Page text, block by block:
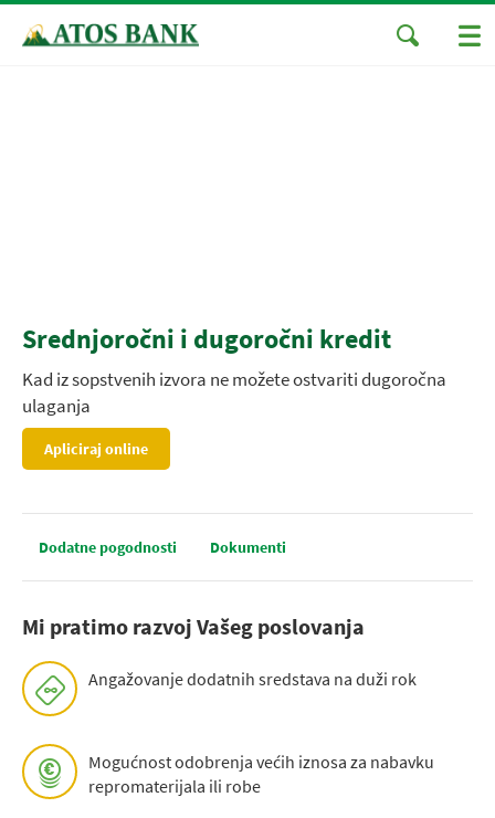
Srednjoročni i dugoročni kredit
Kad iz sopstvenih izvora ne možete ostvariti dugoročna
ulaganja
Apliciraj online
Dodatne pogodnosti Dokumenti
Mi pratimo razvoj Vašeg poslovanja
Angažovanje dodatnih sredstava na duži rok
Mogućnost odobrenja većih iznosa za nabavku
repromaterijala ili robe